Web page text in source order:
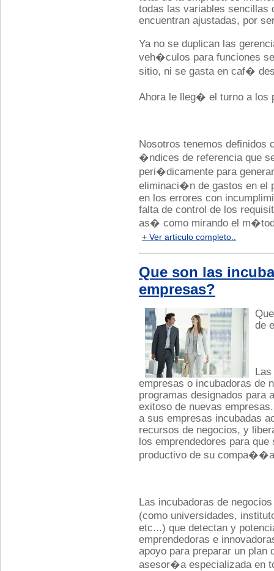
todas las variables sencillas
encuentran ajustadas, por
Ya no se duplican las
veh�culos para funciones
sitio, ni se gasta en caf�
Ahora le lleg� el turno a los
Nosotros tenemos definidos
�ndices de referencia que
peri�dicamente para
eliminaci�n de gastos en el
en los errores con
falta de control de los
as� como mirando el
+ Ver artículo completo..
Que son las
empresas?
de
empresas o incubadoras de
programas designados para
exitoso de nuevas
a sus empresas incubadas
recursos de negocios, y
los emprendedores para
productivo de su
Las incubadoras de
(como universidades,
etc...) que detectan y
emprendedoras e
apoyo para preparar un plan
asesor�a especializada en